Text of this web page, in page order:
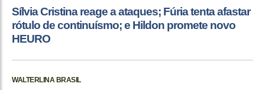
Sílvia Cristina reage a ataques; Fúria tenta afastar
rótulo de continuísmo; e Hildon promete novo
HEURO
WALTERLINA BRASIL